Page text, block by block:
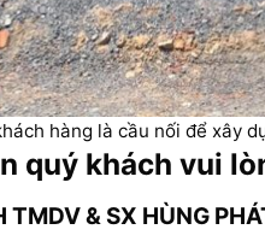
hàng là cầu nối để xây
quý khách vui
TMDV & SX HÙNG